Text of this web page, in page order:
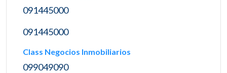
091445000
091445000
Class Negocios Inmobiliarios
099049090